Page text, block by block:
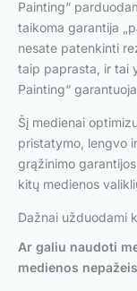
Painting“
taikoma garantija
nesate patenkinti
taip paprasta, ir tai
Painting“
Šį medienai
pristatymo, lengvo
grąžinimo
kitų medienos
Dažnai užduodami
Ar galiu naudoti
medienos